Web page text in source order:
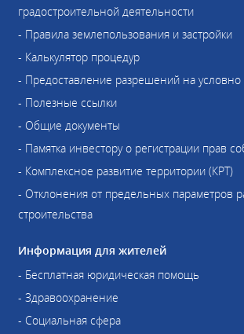
градостроительной деятельности
- Правила землепользования и застройки
- Калькулятор процедур
- Предоставление разрешений на
- Полезные ссылки
- Общие документы
- Памятка инвестору о регистрации прав
- Комплексное развитие территории (КРТ)
- Отклонения от предельных параметров
строительства
Информация для жителей
- Бесплатная юридическая помощь
- Здравоохранение
- Социальная сфера